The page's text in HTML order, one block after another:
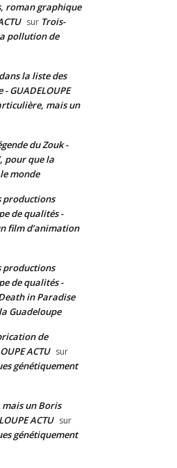
roman graphique
sur Trois-
pollution de
la liste des
GUADELOUPE
mais un
du Zouk -
pour que la
monde
productions
de qualités -
film d’animation
productions
de qualités -
in Paradise
Guadeloupe
de
ACTU sur
génétiquement
un Boris
ACTU sur
génétiquement